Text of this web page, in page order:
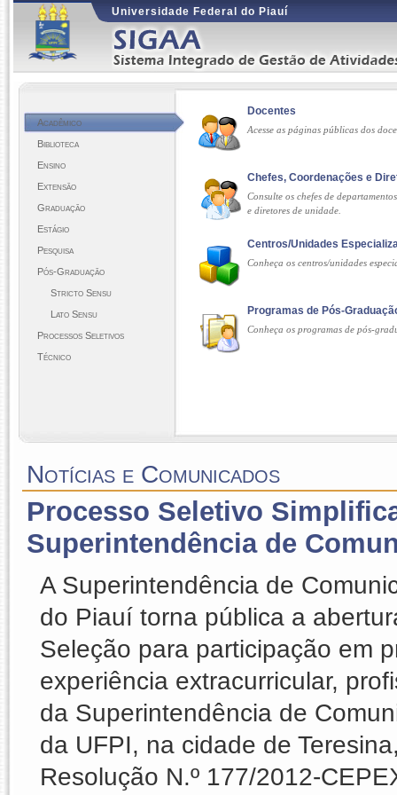
Universidade Federal do Piauí
Acadêmico
Biblioteca
Ensino
Extensão
Graduação
Estágio
Pesquisa
Pós-Graduação
Stricto Sensu
Lato Sensu
Processos Seletivos
Técnico
Docentes
Acesse as páginas públicas dos
Chefes, Coordenações e
Consulte os chefes de
e diretores de unidade.
Centros/Unidades
Conheça os centros/unidades
Programas de Pós-
Conheça os programas de pós-
Notícias e Comunicados
Processo Seletivo
Superintendência de
A Superintendência de
do Piauí torna pública a
Seleção para participação em
experiência extracurricular,
da Superintendência de
da UFPI, na cidade de
Resolução N.º 177/2012-